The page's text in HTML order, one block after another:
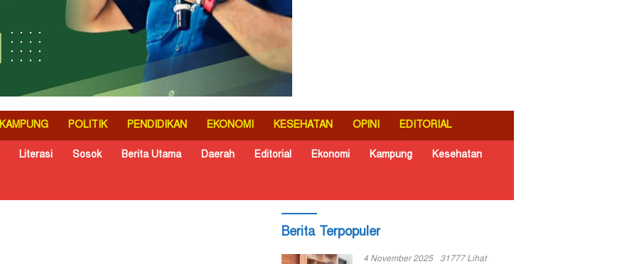
KAMPUNG POLITIK PENDIDIKAN EKONOMI KESEHATAN OPINI EDITORIAL
Literasi Sosok Berita Utama Daerah Editorial Ekonomi Kampung Kesehatan
Berita Terpopuler
4 November 2025 31777 Lihat